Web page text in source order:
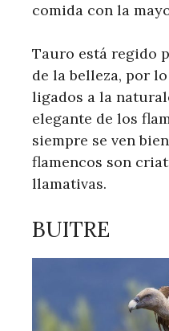
comida con la
Tauro está regido
de la belleza, por
ligados a la
elegante de los
siempre se ven
flamencos son
llamativas.
BUITRE